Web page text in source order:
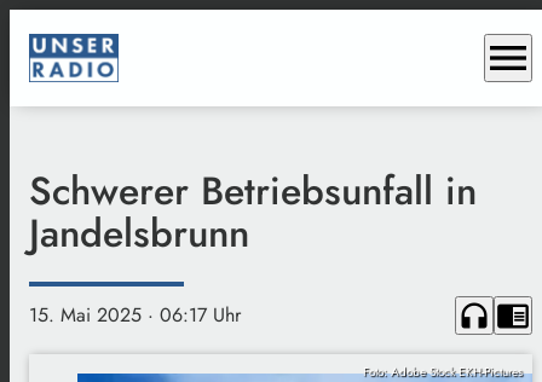
menu
Schwerer Betriebsunfall in
Jandelsbrunn
15. Mai 2025 · 06:17 Uhr headphones chrome_reader_mode
Foto: Adobe Stock EKH-Pictures